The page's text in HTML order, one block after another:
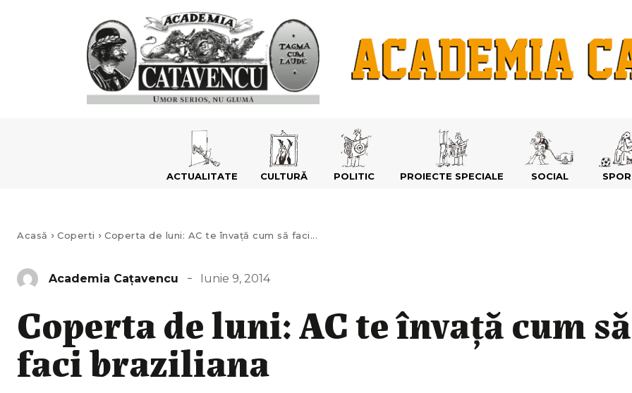
ACTUALITATE CULTURĂ POLITIC PROIECTE SPECIALE SOCIAL
Acasă Coperti Coperta de luni: AC te învață cum să faci...
Academia Caţavencu Iunie 9, 2014
Coperta de luni: AC te învață cum să
faci braziliana